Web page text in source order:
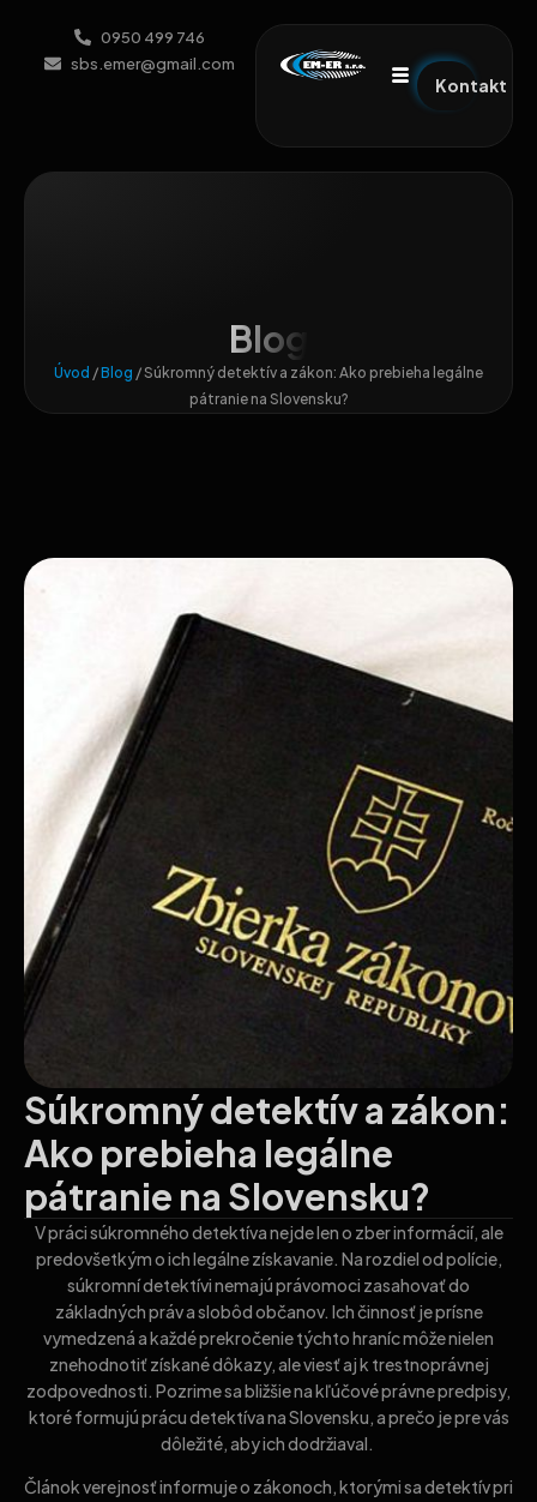
0950 499 746
sbs.emer@gmail.com
Kontakt
Blog
Úvod /Blog /Súkromný detektív a zákon: Ako prebieha legálne
pátranie na Slovensku?
Súkromný detektív a zákon:
Ako prebieha legálne
pátranie na Slovensku?
V práci súkromného detektíva nejde len o zber informácií, ale
predovšetkým o ich legálne získavanie. Na rozdiel od polície,
súkromní detektívi nemajú právomoci zasahovať do
základných práv a slobôd občanov. Ich činnosť je prísne
vymedzená a každé prekročenie týchto hraníc môže nielen
znehodnotiť získané dôkazy, ale viesť aj k trestnoprávnej
zodpovednosti. Pozrime sa bližšie na kľúčové právne predpisy,
ktoré formujú prácu detektíva na Slovensku, a prečo je pre vás
dôležité, aby ich dodržiaval.
Článok verejnosť informuje o zákonoch, ktorými sa detektív pri